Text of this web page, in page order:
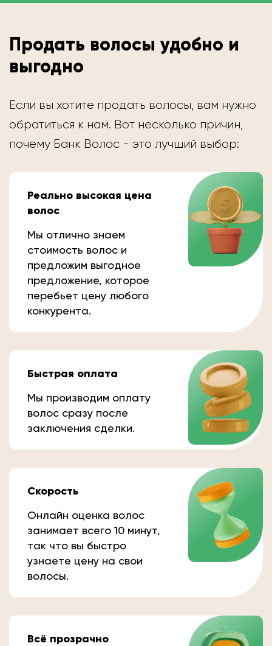
Продать волосы удобно и
выгодно
Если вы хотите продать волосы, вам нужно
обратиться к нам. Вот несколько причин,
почему Банк Волос - это лучший выбор:
Реально высокая цена
волос
Мы отлично знаем
стоимость волос и
предложим выгодное
предложение, которое
перебьет цену любого
конкурента.
Быстрая оплата
Мы производим оплату
волос сразу после
заключения сделки.
Скорость
Онлайн оценка волос
занимает всего 10 минут,
так что вы быстро
узнаете цену на свои
волосы.
Всё прозрачно